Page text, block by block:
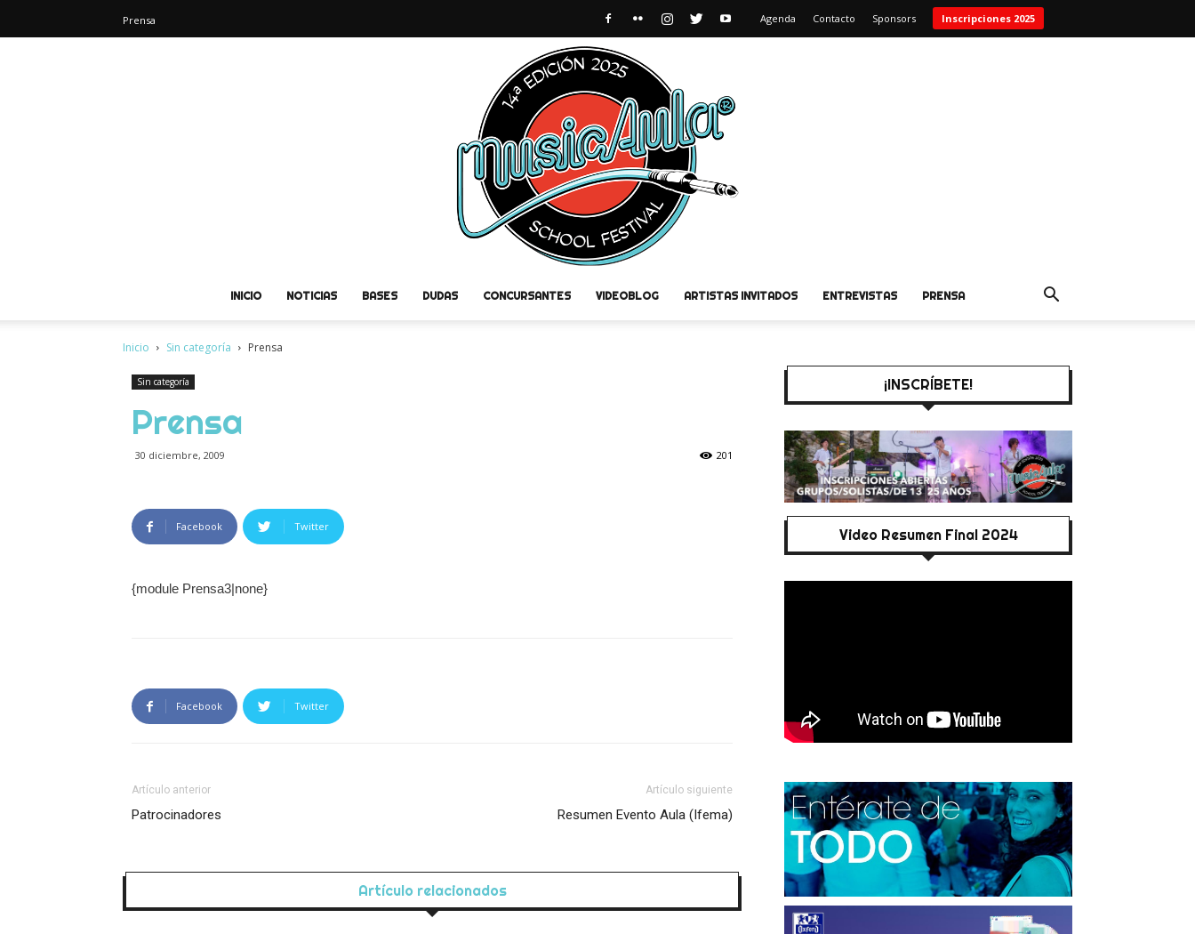
Agenda Contacto Sponsors Inscripciones 2025
Prensa
INICIO NOTICIAS BASES DUDAS CONCURSANTES VIDEOBLOG ARTISTAS INVITADOS ENTREVISTAS PRENSA
Inicio Sin categoría Prensa
Sin categoría
Prensa
30 diciembre, 2009 201
Facebook Twitter
{module Prensa3|none}
Facebook Twitter
Artículo anterior
Patrocinadores
Artículo siguiente
Resumen Evento Aula (Ifema)
Artículo relacionados
¡INSCRÍBETE!
Video Resumen Final 2024